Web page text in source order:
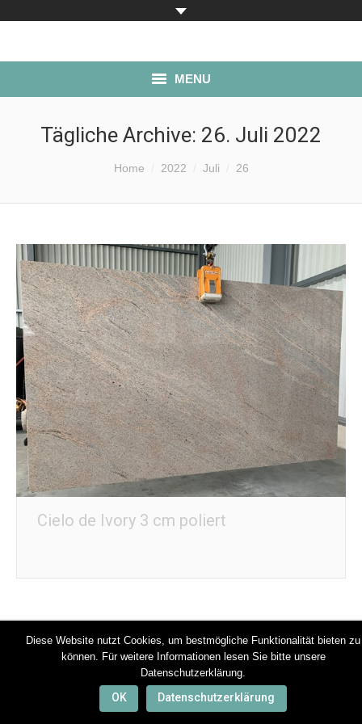
MENU
ANFAHRT
Tägliche Archive: 26. Juli 2022
Sie befinden sich hier:
Home 2022 Juli 26
Cielo de Ivory 3 cm poliert
Footer
Diese Website nutzt Cookies, um bestmögliche Funktionalität bieten zu
können. Für weitere Informationen lesen Sie bitte unsere
Datenschutzerklärung.
OK Datenschutzerklärung